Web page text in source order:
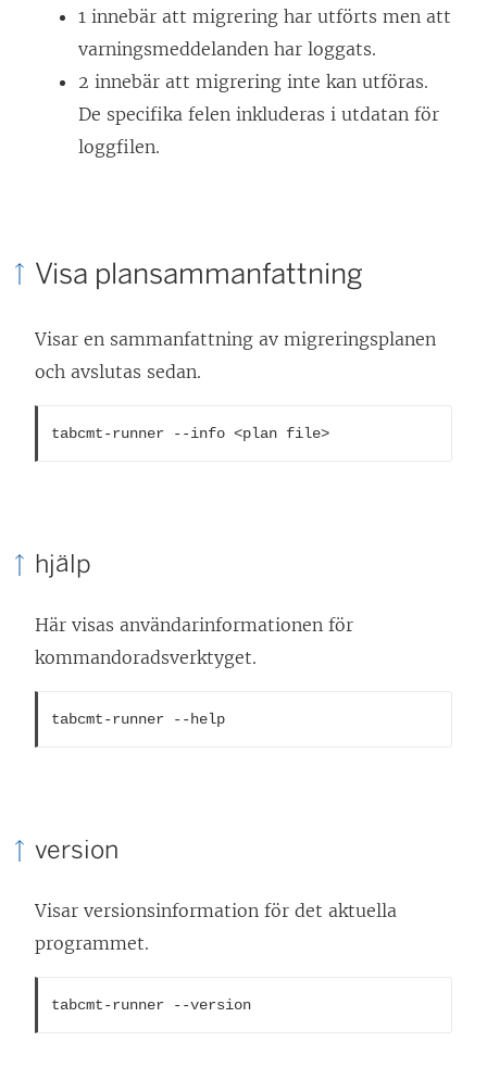
1 innebär att migrering har utförts men att
varningsmeddelanden har loggats.
2 innebär att migrering inte kan utföras.
De specifika felen inkluderas i utdatan för
loggfilen.
Visa plansammanfattning
Visar en sammanfattning av migreringsplanen
och avslutas sedan.
tabcmt-runner --info <plan file>
hjälp
Här visas användarinformationen för
kommandoradsverktyget.
tabcmt-runner --help
version
Visar versionsinformation för det aktuella
programmet.
tabcmt-runner --version